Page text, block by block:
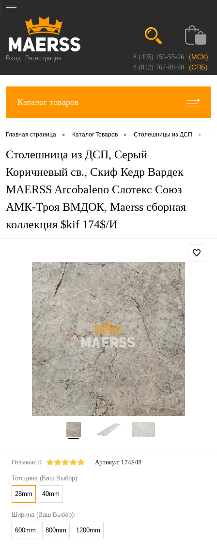
Вход Регистрация 8 (495) 150-55-96 (МСК)
8 (812) 767-88-90 (СПБ)
Каталог товаров
Главная страница • Каталог Товаров • Столешницы из ДСП •
Столешница из ДСП, Серый
Коричневый св., Скиф Кедр Вардек
MAERSS Arcobaleno Слотекс Союз
АМК-Троя ВМДОК, Maerss сборная
коллекция $kif 174$/И
Отзывов: 0 Артикул: 174$/И
Толщина (Ваш Выбор):
28mm 40mm
Ширина (Ваш Выбор):
600mm 800mm 1200mm